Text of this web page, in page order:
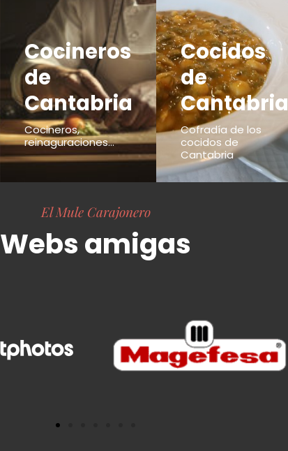
Cocineros
de
Cantabria
Cocineros,
reinaguraciones...
Cocidos
de
Cantabria
Cofradía de los
cocidos de
Cantabria
El Mule Carajonero
Webs amigas